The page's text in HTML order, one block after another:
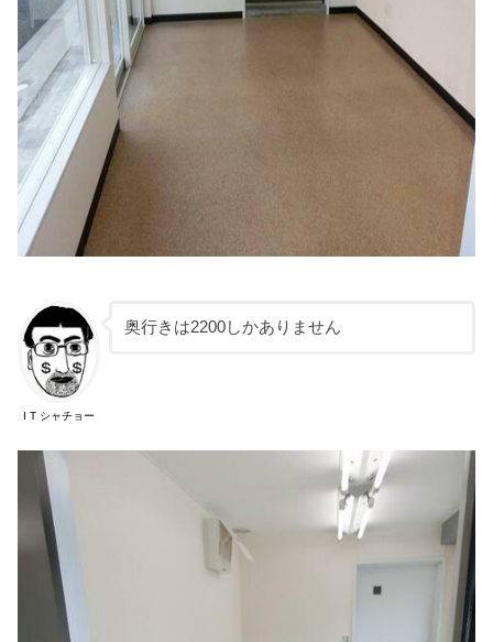
I T シャチョー
奥行きは2200しかありません